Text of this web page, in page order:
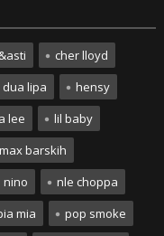
cher lloyd
dua lipa
hensy
lee
lil baby
max barskih
nino
nle choppa
mia pop smoke